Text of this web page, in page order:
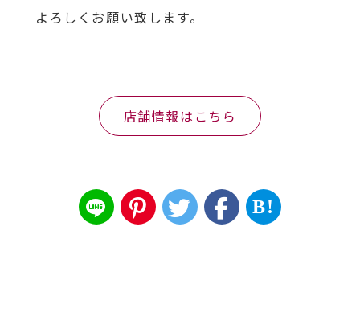
よろしくお願い致します。
店舗情報はこちら
B!